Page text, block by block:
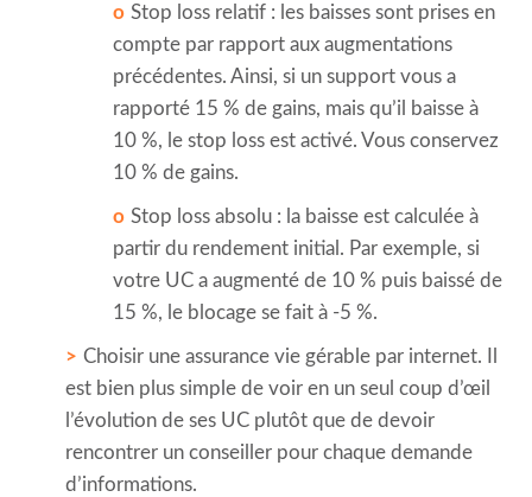
Stop loss relatif : les baisses sont prises en
compte par rapport aux augmentations
précédentes. Ainsi, si un support vous a
rapporté 15 % de gains, mais qu’il baisse à
10 %, le stop loss est activé. Vous conservez
10 % de gains.
Stop loss absolu : la baisse est calculée à
partir du rendement initial. Par exemple, si
votre UC a augmenté de 10 % puis baissé de
15 %, le blocage se fait à -5 %.
Choisir une assurance vie gérable par internet. Il
est bien plus simple de voir en un seul coup d’œil
l’évolution de ses UC plutôt que de devoir
rencontrer un conseiller pour chaque demande
d’informations.